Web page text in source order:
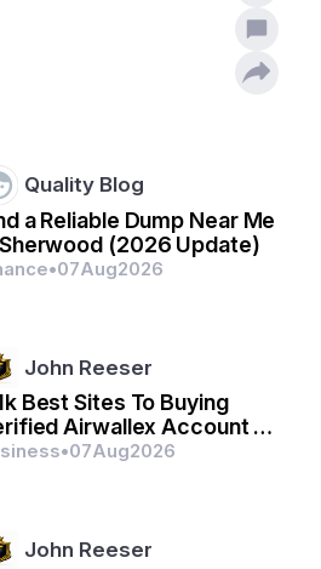
Quality Blog
a Reliable Dump Near Me
(2026 Update)
•07Aug2026
John Reeser
Best Sites To Buying
Airwallex Account In
•07Aug2026
John Reeser